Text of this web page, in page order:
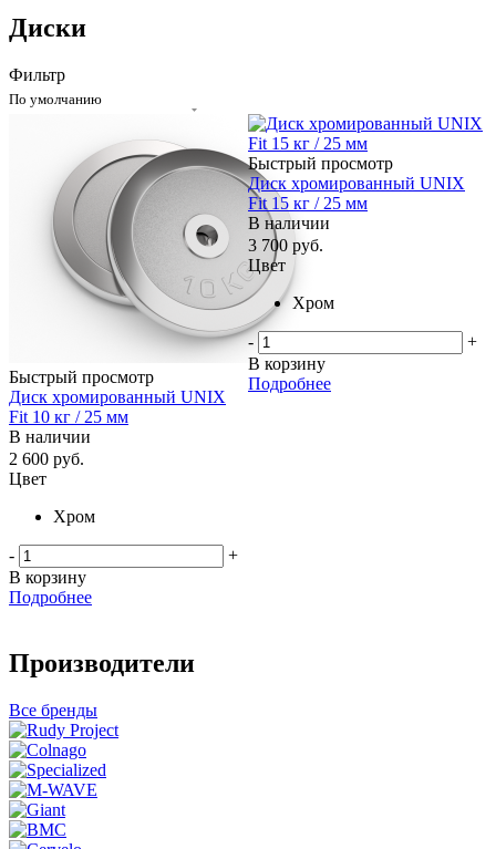
Диски
Фильтр
По умолчанию
Быстрый просмотр
Диск хромированный UNIX
Fit 10 кг / 25 мм
В наличии
2 600 руб.
Цвет
Хром
-
+
В корзину
Подробнее
Быстрый просмотр
Диск хромированный UNIX
Fit 15 кг / 25 мм
В наличии
3 700 руб.
Цвет
Хром
-
+
В корзину
Подробнее
Производители
Все бренды